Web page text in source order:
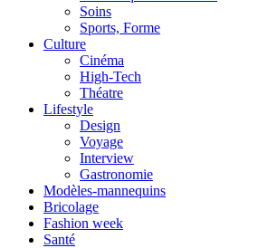
Soins
Sports, Forme
Culture
Cinéma
High-Tech
Théatre
Lifestyle
Design
Voyage
Interview
Gastronomie
Modèles-mannequins
Bricolage
Fashion week
Santé